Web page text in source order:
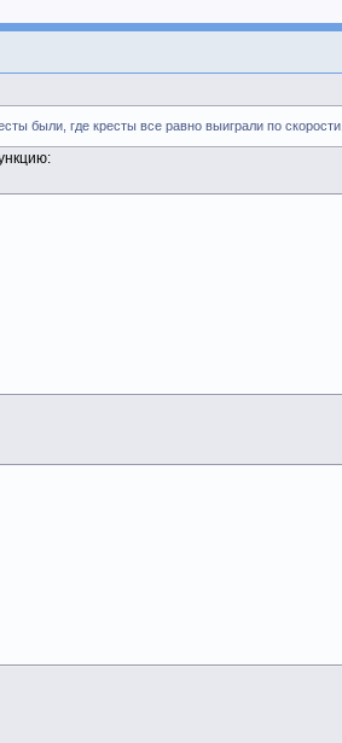
были, где кресты все равно выиграли по скорости.